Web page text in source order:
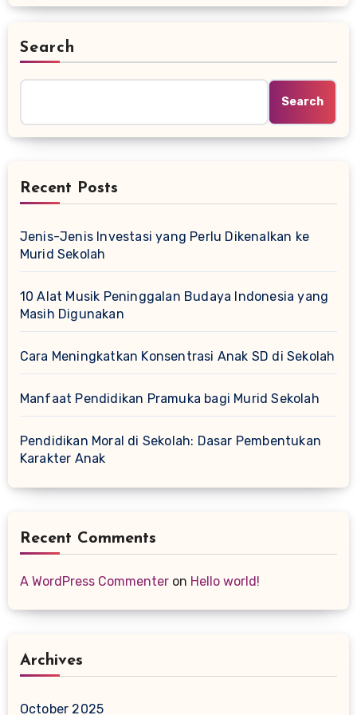
Search
Search
Recent Posts
Jenis-Jenis Investasi yang Perlu Dikenalkan ke
Murid Sekolah
10 Alat Musik Peninggalan Budaya Indonesia yang
Masih Digunakan
Cara Meningkatkan Konsentrasi Anak SD di Sekolah
Manfaat Pendidikan Pramuka bagi Murid Sekolah
Pendidikan Moral di Sekolah: Dasar Pembentukan
Karakter Anak
Recent Comments
A WordPress Commenteron Hello world!
Archives
October 2025